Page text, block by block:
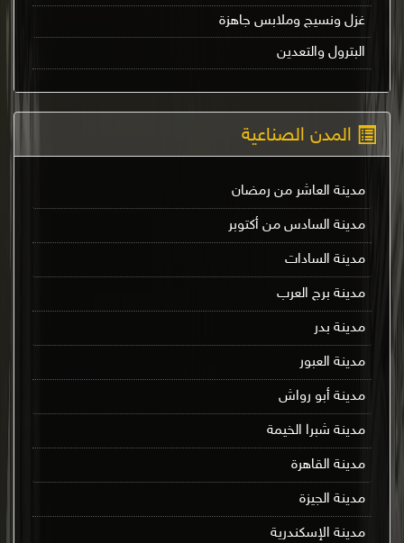
غزل ونسيج وملابس جاهزة
البترول والتعدين
المدن الصناعية
مدينة العاشر من رمضان
مدينة السادس من أكتوبر
مدينة السادات
مدينة برج العرب
مدينة بدر
مدينة العبور
مدينة أبو رواش
مدينة شبرا الخيمة
مدينة القاهرة
مدينة الجيزة
مدينة الإسكندرية